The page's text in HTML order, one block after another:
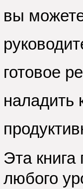
вы
готовое
наладить
Эта
любого